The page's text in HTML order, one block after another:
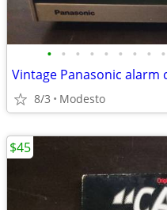
• • • • • • • • •
Vintage Panasonic alarm
8/3 Modesto
$45